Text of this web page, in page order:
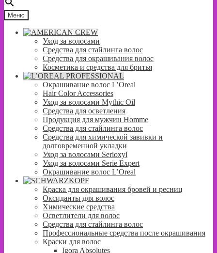
Меню
Уход за волосами
Средства для стайлинга волос
Средства для окрашивания волос
Косметика и средства для бритья
Окрашивание волос L’Oreal
Hair Color Accessories
Уход за волосами Mythic Oil
Средства для осветления
Продукция для мужчин Homme
Средства для стайлинга волос
Средства для химической завивки и
долговременной укладки
Уход за волосами Serioxyl
Уход за волосами Serie Expert
Окрашивание волос L’Oreal
Краска для окрашивания бровей и ресниц
Оксиданты для волос
Химические средства
Осветлители для волос
Средства для стайлинга волос
Профессиональные средства после окрашивания
Краски для волос
Igora Absolutes